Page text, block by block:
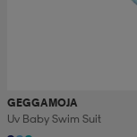
GEGGAMOJA
Uv Baby Swim Suit